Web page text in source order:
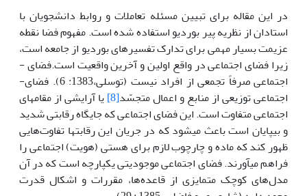
در این مقاله برای تبیین مسئله تعاملات و روابط دانشجویان با
استادان از نظریه پیر بوردیو استفاده شده است. مفهوم فضا نقطه
عزیمت بسیار مهمی برای تدارک تفسیر­های بوردیو از جامعه است،
ز­یرا­ فضای اجتماعی ­در­ واقع اولین و آخرین واقعیت است.­فضای ­
اجتماعی ­صرفاً ­تجمعی از افراد نیست (توسلی،1383: 6). فضای­
اجتماعی توزیعی از منابع و اعمال متجسّد[8] یا آرایشی از مقام­های
اجتماعی متفاوت است. این فضای اجتماعی که جایگاه­ رقابتی شدید
و بی­پایان است باعث می­شود که در جریان این رقابت­ها تفاوت‌ها­یی
ظهور ­کند که ماده و چارچوب لازم برای هستی (هویت) اجتماعی را
فراهم می­آورند. فضای اجتماعی موجودیتی یکپارچه است که در آن
مدل‌های کوچک متمایزی از قاعده­‌ها، مقررات و اشکال قدرت